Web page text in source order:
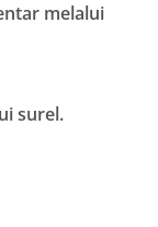
melalui
surel.